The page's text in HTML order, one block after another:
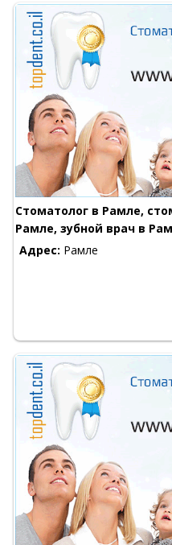
Стоматолог в Рамле,
Рамле, зубной врач в
Адрес: Рамле